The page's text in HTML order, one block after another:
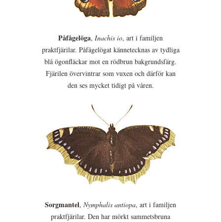
Påfågelöga, Inachis io, art i familjen
praktfjärilar. Påfågelögat kännetecknas av tydliga
blå ögonfläckar mot en rödbrun bakgrundsfärg.
Fjärilen övervintrar som vuxen och därför kan
den ses mycket tidigt på våren.
Sorgmantel, Nymphalis antiopa, art i familjen
praktfjärilar. Den har mörkt sammetsbruna